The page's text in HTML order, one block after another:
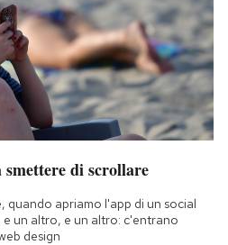
smettere di scrollare
quando apriamo l'app di un social
un altro, e un altro: c'entrano
design